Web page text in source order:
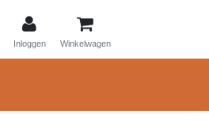
Inloggen Winkelwagen